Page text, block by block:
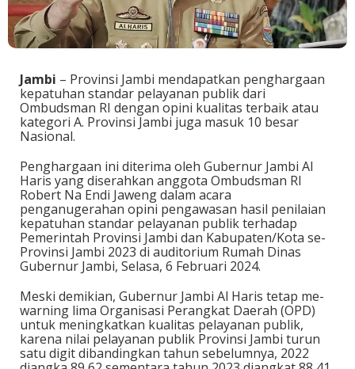
Jambi – Provinsi Jambi mendapatkan penghargaan
kepatuhan standar pelayanan publik dari
Ombudsman RI dengan opini kualitas terbaik atau
kategori A. Provinsi Jambi juga masuk 10 besar
Nasional.
Penghargaan ini diterima oleh Gubernur Jambi Al
Haris yang diserahkan anggota Ombudsman RI
Robert Na Endi Jaweng dalam acara
penganugerahan opini pengawasan hasil penilaian
kepatuhan standar pelayanan publik terhadap
Pemerintah Provinsi Jambi dan Kabupaten/Kota se-
Provinsi Jambi 2023 di auditorium Rumah Dinas
Gubernur Jambi, Selasa, 6 Februari 2024.
Meski demikian, Gubernur Jambi Al Haris tetap me-
warning lima Organisasi Perangkat Daerah (OPD)
untuk meningkatkan kualitas pelayanan publik,
karena nilai pelayanan publik Provinsi Jambi turun
satu digit dibandingkan tahun sebelumnya, 2022